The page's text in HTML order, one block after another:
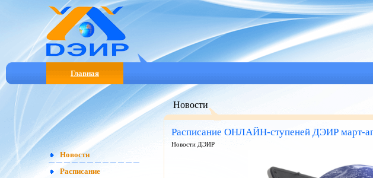
Главная
Новости
Расписание
Новости
Расписание ОНЛАЙН-ступеней ДЭИР март-
Новости ДЭИР